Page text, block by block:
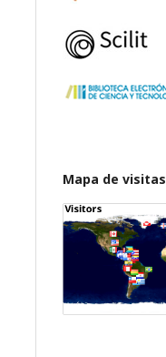
Mapa de visitas